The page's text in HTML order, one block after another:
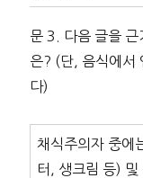
문 3. 다음 글을 근
은? (단, 음식에서
다)
채식주의자 중에
터, 생크림 등) 및